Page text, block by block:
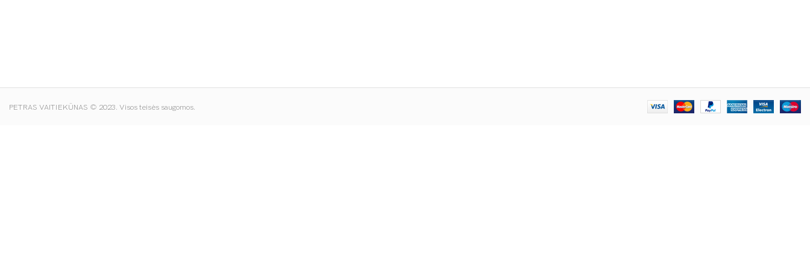
PETRAS VAITIEKŪNAS © 2023. Visos teisės saugomos.